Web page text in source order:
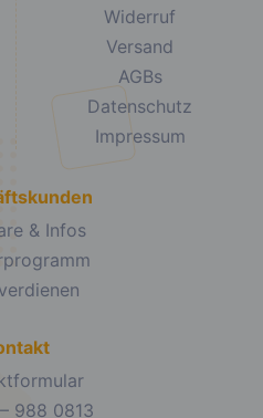
Widerruf
Versand
AGBs
Datenschutz
Impressum
& Infos
988 0813